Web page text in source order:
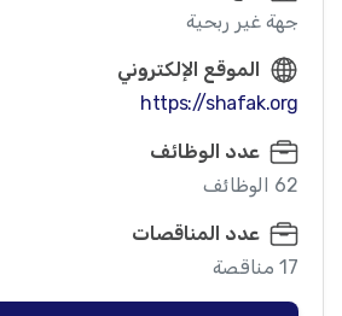
جهة غير ربحية
الموقع الإلكتروني
https://shafak.org
عدد الوظائف
62 الوظائف
عدد المناقصات
17 مناقصة